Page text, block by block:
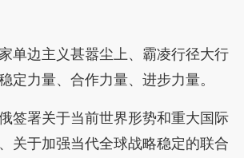
边主义甚嚣尘上、霸凌行径大行
定力量、合作力量、进步力量。
署关于当前世界形势和重大国际
关于加强当代全球战略稳定的联合